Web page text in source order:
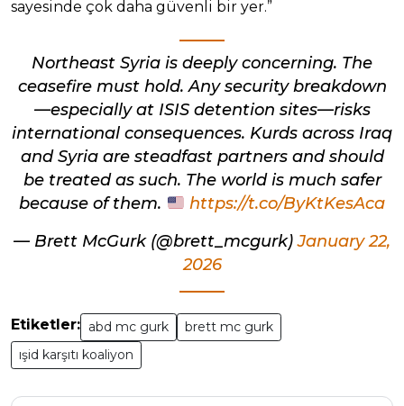
sayesinde çok daha güvenli bir yer.”
Northeast Syria is deeply concerning. The
ceasefire must hold. Any security breakdown
—especially at ISIS detention sites—risks
international consequences. Kurds across Iraq
and Syria are steadfast partners and should
be treated as such. The world is much safer
because of them.
https://t.co/ByKtKesAca
— Brett McGurk (@brett_mcgurk)January 22,
2026
Etiketler: abd mc gurk
brett mc gurk
ışid karşıtı koaliyon